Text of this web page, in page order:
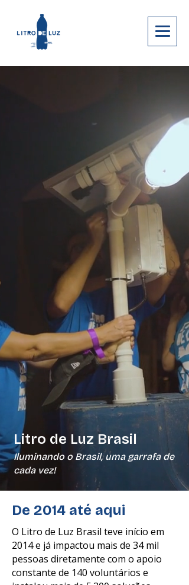
Litro de Luz Brasil
Iluminando o Brasil, uma garrafa de
cada vez!
De 2014 até aqui
O Litro de Luz Brasil teve início em
2014 e já impactou mais de 34 mil
pessoas diretamente com o apoio
constante de 140 voluntários e